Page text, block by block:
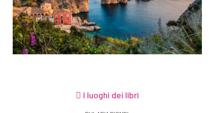
I luoghi dei libri